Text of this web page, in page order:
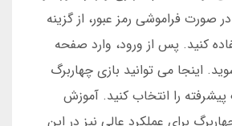
صورت فراموشی رمز عبور، از گزینه
کنید. پس از ورود، وارد صفحه
اینجا می توانید بازی چهاربرگ
پیشرفته را انتخاب کنید. آموزش
برای عملکرد عالی نیز در این